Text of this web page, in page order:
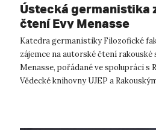
Ústecká germanistika
čtení Evy Menasse
Katedra germanistiky Filozofické
zájemce na autorské čtení
Menasse, pořádané ve spolupráci s
Vědecké knihovny UJEP a